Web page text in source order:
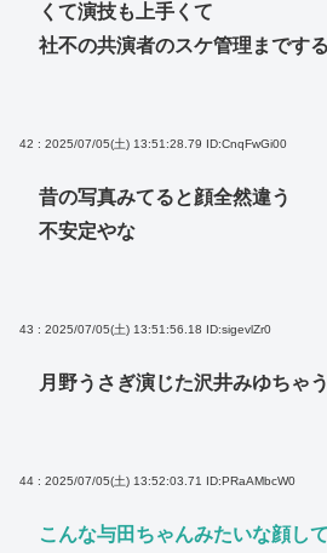
くて演技も上手くて
社不の共演者のスケ管理まです
42 : 2025/07/05(土) 13:51:28.79 ID:CnqFwGi00
昔の写真みてると顔全然違う
不安定やな
43 : 2025/07/05(土) 13:51:56.18 ID:sigevlZr0
月野うさぎ演じた沢井みゆちゃ
44 : 2025/07/05(土) 13:52:03.71 ID:PRaAMbcW0
こんな与田ちゃんみたいな顔し